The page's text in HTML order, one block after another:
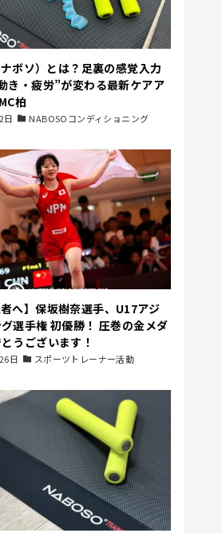
ボソ）とは？足裏の感覚入力
き・疲労”が変わる最新ケアア
柏
日 NABOSOコンディショニング
者へ】保坂樹奈選手、U17アジ
選手権 初優勝！ 圧巻の金メダ
うございます！
日 スポーツトレーナー活動